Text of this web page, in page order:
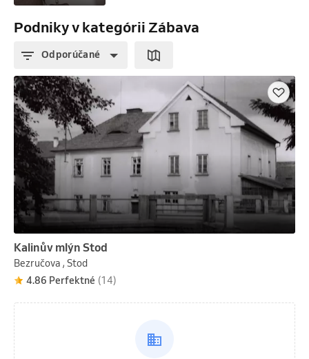
Podniky v kategórii Zábava
Odporúčané
Kalinův mlýn Stod
Bezručova , Stod
4.86 Perfektné (14)